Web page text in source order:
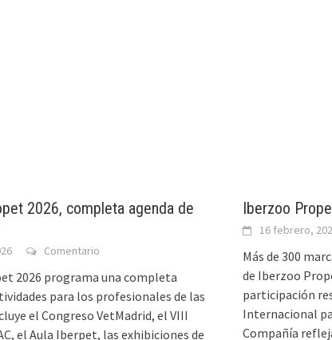
2026, completa agenda de
Comentario
2026 programa una completa
para los profesionales de las
el Congreso VetMadrid, el VIII
el Aula Iberpet, las exhibiciones de
Iberzoo
16 febrero,
Más de 300
de Iberzoo
participación
Internacional
Compañía